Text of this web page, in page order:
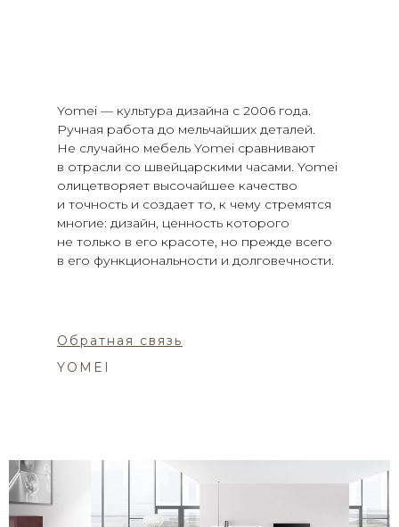
YOMEI
Обратная связь
Yomei — культура дизайна с 2006 года.
Ручная работа до мельчайших деталей.
Не случайно мебель Yomei сравнивают
в отрасли со швейцарскими часами. Yomei
олицетворяет высочайшее качество
и точность и создает то, к чему стремятся
многие: дизайн, ценность которого
не только в его красоте, но прежде всего
в его функциональности и долговечности.